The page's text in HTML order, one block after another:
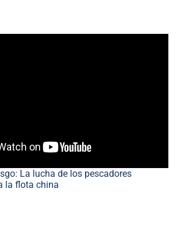
La lucha de los pescadores
la flota china